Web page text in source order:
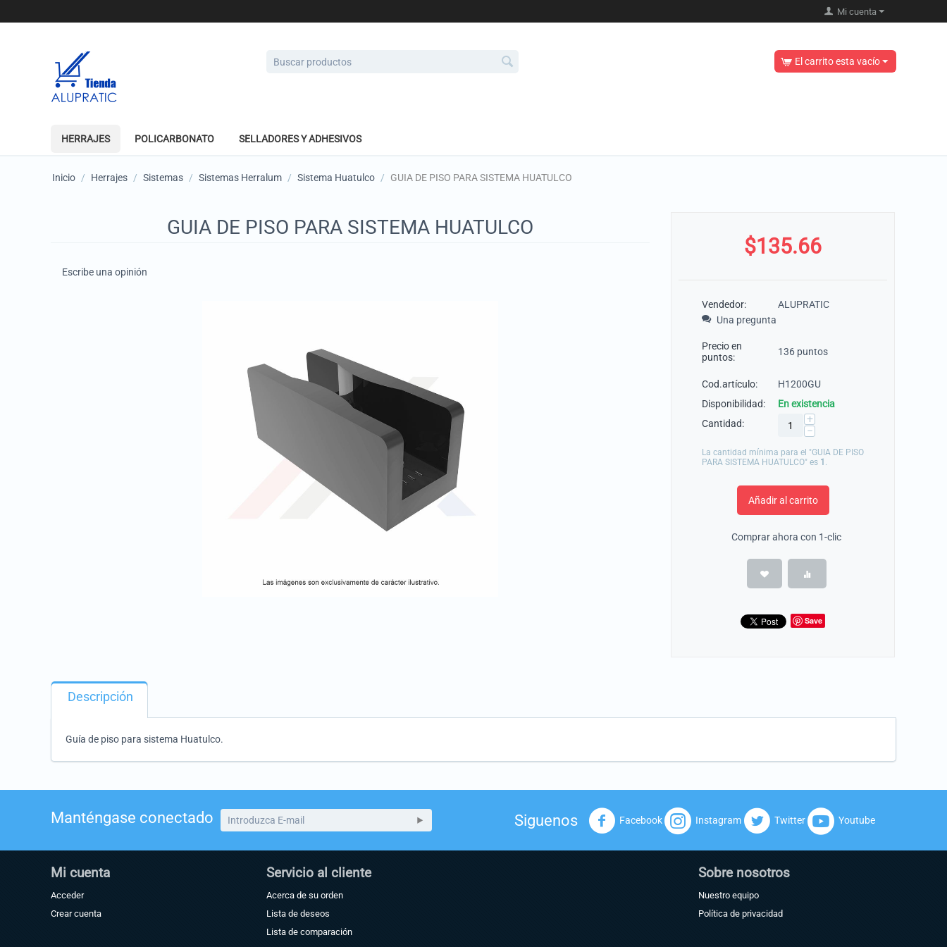
Mi cuenta
El carrito esta vacío
HERRAJES POLICARBONATO SELLADORES Y ADHESIVOS
Inicio / Herrajes / Sistemas / Sistemas Herralum / Sistema Huatulco / GUIA DE PISO PARA SISTEMA HUATULCO
GUIA DE PISO PARA SISTEMA HUATULCO
Escribe una opinión
$135.66
Vendedor:
ALUPRATIC
Una pregunta
Precio en
puntos:
136 puntos
Cod.artículo:
H1200GU
Disponibilidad:
En existencia
Cantidad:
+
−
La cantidad mínima para el "GUIA DE PISO
PARA SISTEMA HUATULCO" es 1 .
Añadir al carrito
Comprar ahora con 1-clic
Save
Descripción
Guía de piso para sistema Huatulco.
Manténgase conectado Siguenos Facebook Instagram Twitter Youtube
Mi cuenta
Acceder
Crear cuenta
Servicio al cliente
Acerca de su orden
Lista de deseos
Lista de comparación
Sobre nosotros
Nuestro equipo
Política de privacidad